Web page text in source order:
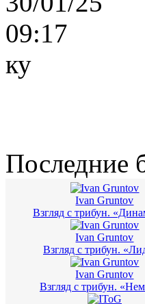
09:17
ку
Последние
Ivan Gruntov
Взгляд с трибун.
Ivan Gruntov
Взгляд с трибун.
Ivan Gruntov
Взгляд с трибун.